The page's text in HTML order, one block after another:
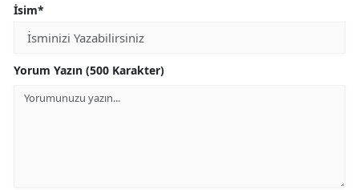
İsim*
Yorum Yazın (500 Karakter)